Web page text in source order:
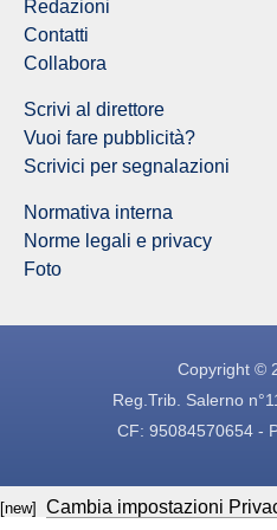
Redazioni
Contatti
Collabora
Scrivi al direttore
Vuoi fare pubblicità?
Scrivici per segnalazioni
Normativa interna
Norme legali e privacy
Foto
Copyright ©
Reg.Trib. Salerno
CF: 95084570654 -
[new] Cambia impostazioni